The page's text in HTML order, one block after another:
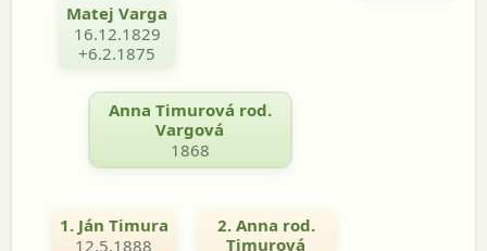
Matej Varga
16.12.1829
+6.2.1875
Anna Timurová rod.
Vargová
1868
1. Ján Timura
12.5.1888
2. Anna rod.
Timurová